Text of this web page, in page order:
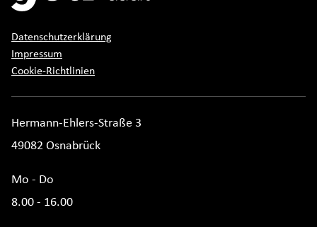
Datenschutzerklärung
Impressum
Cookie-Richtlinien
Hermann-Ehlers-Straße 3
49082 Osnabrück
Mo - Do
8.00 - 16.00